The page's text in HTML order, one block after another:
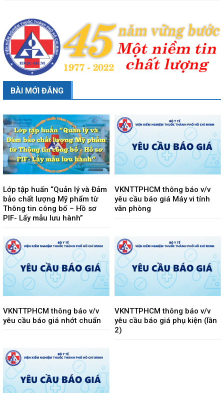
BÀI MỚI ĐĂNG
Lớp tập huấn “Quản lý và Đảm
bảo chất lượng Mỹ phẩm từ
Thông tin công bố – Hồ sơ
PIF- Lấy mẫu lưu hành”
VKNTTPHCM thông báo v/v
yêu cầu báo giá Máy vi tính
văn phòng
VKNTTPHCM thông báo v/v
yêu cầu báo giá nhớt chuẩn
VKNTTPHCM thông báo v/v
yêu cầu báo giá phụ kiện (lần
2)